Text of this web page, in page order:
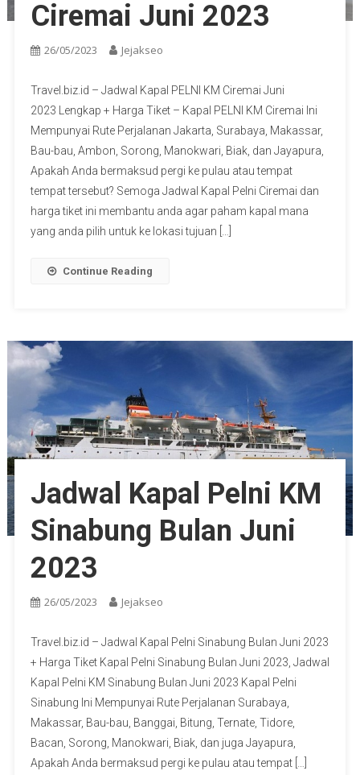
Ciremai Juni 2023
26/05/2023 Jejakseo
Travel.biz.id – Jadwal Kapal PELNI KM Ciremai Juni
2023 Lengkap + Harga Tiket – Kapal PELNI KM Ciremai Ini
Mempunyai Rute Perjalanan Jakarta, Surabaya, Makassar,
Bau-bau, Ambon, Sorong, Manokwari, Biak, dan Jayapura,
Apakah Anda bermaksud pergi ke pulau atau tempat
tempat tersebut? Semoga Jadwal Kapal Pelni Ciremai dan
harga tiket ini membantu anda agar paham kapal mana
yang anda pilih untuk ke lokasi tujuan […]
Continue Reading
Jadwal Kapal Pelni KM
Sinabung Bulan Juni
2023
26/05/2023 Jejakseo
Travel.biz.id – Jadwal Kapal Pelni Sinabung Bulan Juni 2023
+ Harga Tiket Kapal Pelni Sinabung Bulan Juni 2023, Jadwal
Kapal Pelni KM Sinabung Bulan Juni 2023 Kapal Pelni
Sinabung Ini Mempunyai Rute Perjalanan Surabaya,
Makassar, Bau-bau, Banggai, Bitung, Ternate, Tidore,
Bacan, Sorong, Manokwari, Biak, dan juga Jayapura,
Apakah Anda bermaksud pergi ke pulau atau tempat […]